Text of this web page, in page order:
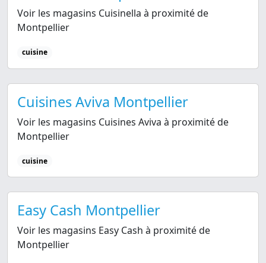
Voir les magasins Cuisinella à proximité de
Montpellier
cuisine
Cuisines Aviva Montpellier
Voir les magasins Cuisines Aviva à proximité de
Montpellier
cuisine
Easy Cash Montpellier
Voir les magasins Easy Cash à proximité de
Montpellier